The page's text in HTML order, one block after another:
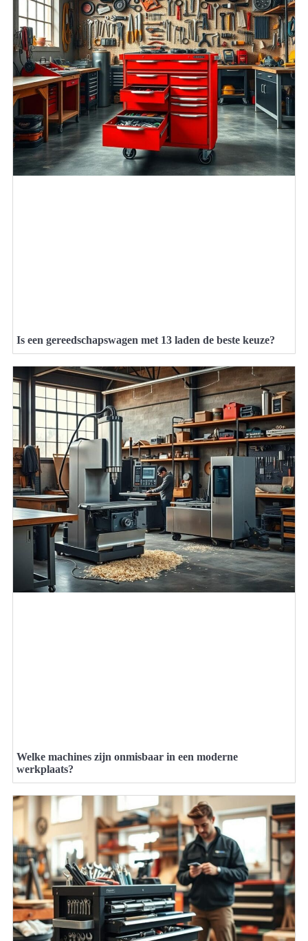
Is een gereedschapswagen met 13 laden de beste keuze?
Welke machines zijn onmisbaar in een moderne
werkplaats?